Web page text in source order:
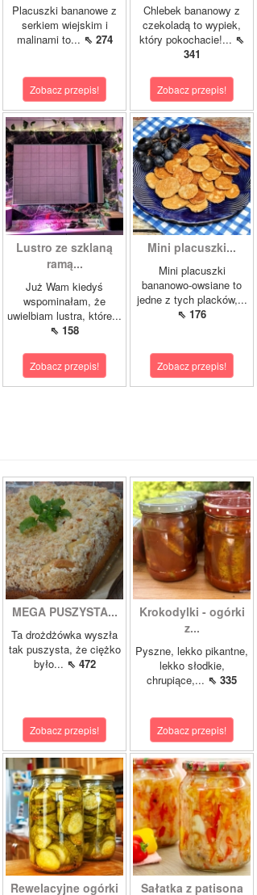
Placuszki bananowe z
serkiem wiejskim i
malinami to... ⇖ 274
Zobacz przepis!
Chlebek bananowy z
czekoladą to wypiek,
który pokochacie!... ⇖
341
Zobacz przepis!
Lustro ze szklaną
ramą...
Już Wam kiedyś
wspominałam, że
uwielbiam lustra, które...
⇖ 158
Zobacz przepis!
Mini placuszki...
Mini placuszki
bananowo-owsiane to
jedne z tych placków,...
⇖ 176
Zobacz przepis!
MEGA PUSZYSTA...
Ta drożdżówka wyszła
tak puszysta, że ciężko
było... ⇖ 472
Zobacz przepis!
Krokodylki - ogórki
z...
Pyszne, lekko pikantne,
lekko słodkie,
chrupiące,... ⇖ 335
Zobacz przepis!
Rewelacyjne ogórki Sałatka z patisona